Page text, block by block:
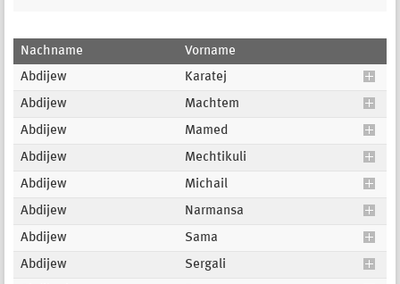
Nachname
Vorname
Abdijew
Karatej
Abdijew
Machtem
Abdijew
Mamed
Abdijew
Mechtikuli
Abdijew
Michail
Abdijew
Narmansa
Abdijew
Sama
Abdijew
Sergali